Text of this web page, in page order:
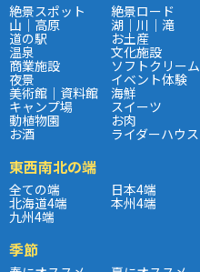
絶景スポット 絶景ロード
山｜高原 湖｜川｜滝
道の駅 お土産
温泉 文化施設
商業施設 ソフトクリーム
夜景 イベント体験
美術館｜資料館 海鮮
キャンプ場 スイーツ
動植物園 お肉
お酒 ライダーハウス
東西南北の端
全ての端 日本4端
北海道4端 本州4端
九州4端
季節